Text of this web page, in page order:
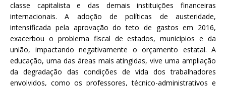
classe capitalista e das demais instituições financeiras
internacionais. A adoção de políticas de austeridade,
intensificada pela aprovação do teto de gastos em 2016,
exacerbou o problema fiscal de estados, municípios e da
união, impactando negativamente o orçamento estatal. A
educação, uma das áreas mais atingidas, vive uma ampliação
da degradação das condições de vida dos trabalhadores
envolvidos, como os professores, técnico-administrativos e